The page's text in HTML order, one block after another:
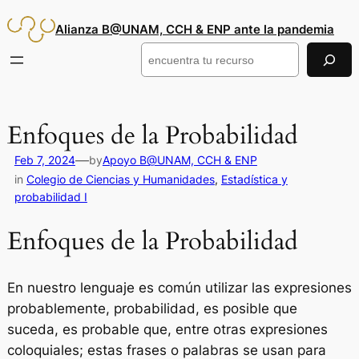
al
Alianza B@UNAM, CCH & ENP ante la pandemia
Buscar
Enfoques de la Probabilidad
Feb 7, 2024—byApoyo B@UNAM, CCH & ENP
in Colegio de Ciencias y Humanidades, Estadística y
probabilidad I
Enfoques de la Probabilidad
En nuestro lenguaje es común utilizar las expresiones
probablemente, probabilidad, es posible que
suceda, es probable que, entre otras expresiones
coloquiales; estas frases o palabras se usan para